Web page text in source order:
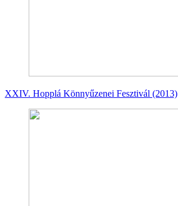
XXIV. Hopplá Könnyűzenei Fesztivál (2013)